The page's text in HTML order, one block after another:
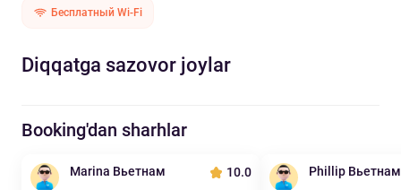
Бесплатный Wi-Fi
Diqqatga sazovor joylar
Booking'dan sharhlar
Marina Вьетнам 10.0 Phillip Вьетнам